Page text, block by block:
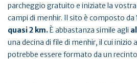
parcheggio gratuito e iniziate la
campi di menhir. Il sito è composto da
quasi 2 km.È abbastanza simile agli
una decina di file di menhir, il cui
potrebbe essere formato da un